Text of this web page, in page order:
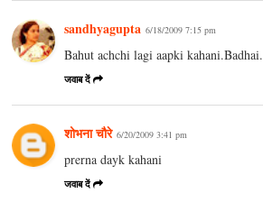
sandhyagupta 6/18/2009 7:15 pm
Bahut achchi lagi aapki kahani.Badhai.
जवाब दें
शोभना चौरे 6/20/2009 3:41 pm
prerna dayk kahani
जवाब दें